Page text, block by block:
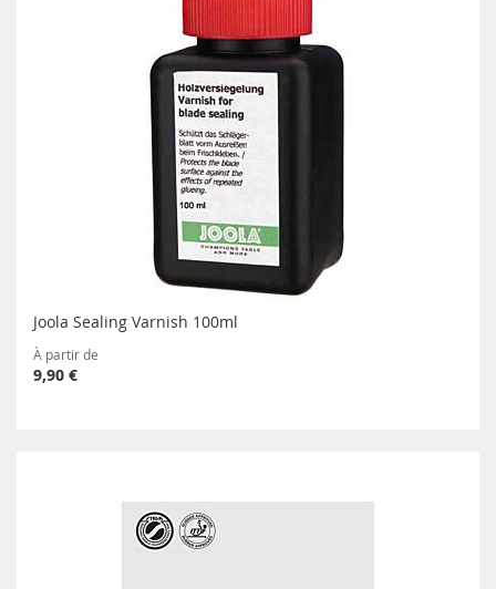
Joola Sealing Varnish 100ml
À partir de
9,90 €